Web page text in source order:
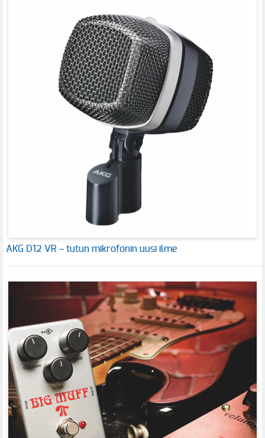
AKG D12 VR – tutun mikrofonin uusi ilme